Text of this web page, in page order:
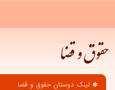
حقوق و قضا
لینک دوستان حقوق و قضا